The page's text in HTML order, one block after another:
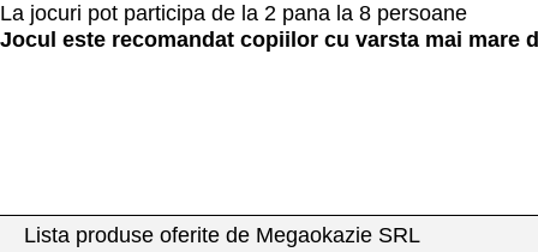
La jocuri pot participa de la 2 pana la 8 persoane
Jocul este recomandat copiilor cu varsta mai mare
Lista produse oferite de Megaokazie SRL